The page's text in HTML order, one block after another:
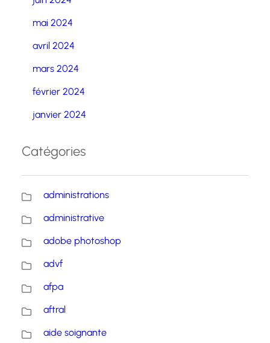
mai 2024
avril 2024
mars 2024
février 2024
janvier 2024
Catégories
administrations
administrative
adobe photoshop
advf
afpa
aftral
aide soignante